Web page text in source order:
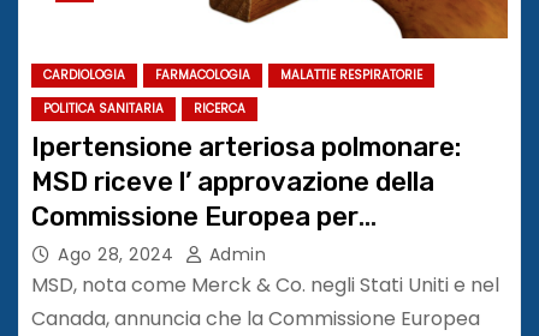
CARDIOLOGIA FARMACOLOGIA
MALATTIE RESPIRATORIE
POLITICA SANITARIA
RICERCA
Ipertensione arteriosa polmonare:
MSD riceve l’ approvazione della
Commissione Europea per
sotatercept
Ago 28, 2024 Admin
MSD, nota come Merck & Co. negli Stati Uniti e nel
Canada, annuncia che la Commissione Europea